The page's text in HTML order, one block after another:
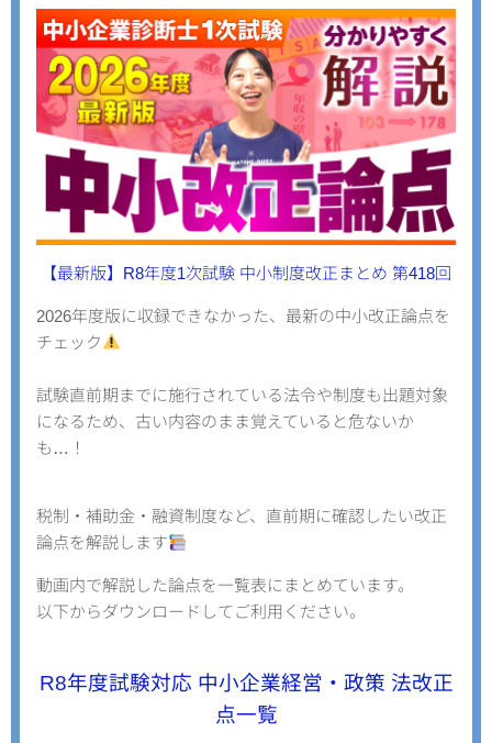
【最新版】R8年度1次試験 中小制度改正まとめ 第418回
2026年度版に収録できなかった、 最新の中小改正論点を
チェック
試験直前期までに施行されている法令や制度も出題対象
になるため、古い内容のまま覚えていると危ないか
も…！
税制・補助金・融資制度など、直前期に確認したい改正
論点を解説します
動画内で解説した論点を一覧表にまとめています。
以下からダウンロードしてご利用ください。
R8年度試験対応 中小企業経営・政策 法改正
点一覧